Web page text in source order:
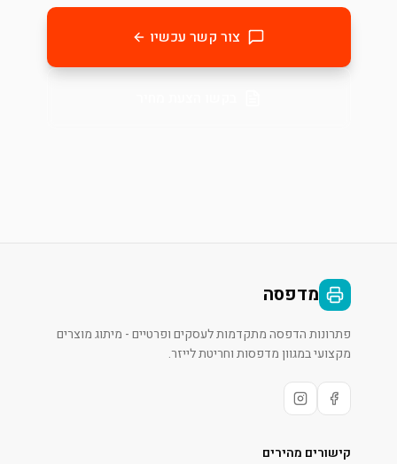
צור קשר עכשיו
מדפסה
פתרונות הדפסה מתקדמות לעסקים ופרטיים - מיתוג מוצרים
מקצועי במגוון מדפסות וחריטת לייזר.
קישורים מהירים